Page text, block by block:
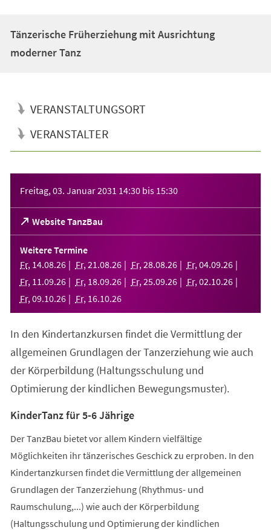
Tänzerische Früherziehung mit Ausrichtung
moderner Tanz
VERANSTALTUNGSORT
VERANSTALTER
Freitag, 03. Januar 2031 14:30 bis 15:30
Website TanzBau
(Öffnet
in
einem
neuen
Tab)
Weitere Termine
Fr, 14.08.26 Fr, 21 .08.26 Fr, 28.08.26 Fr, 04.09.26
Fr, 11 .09.26 Fr, 18.09.26 Fr, 25.09.26 Fr, 02.10.26
Fr, 09.10.26 Fr, 16.10.26
In den Kindertanzkursen findet die Vermittlung der
allgemeinen Grundlagen der Tanzerziehung wie auch
der Körperbildung (Haltungsschulung und
Optimierung der kindlichen Bewegungsmuster).
KinderTanz für 5-6 Jährige
Der TanzBau bietet vor allem Kindern vielfältige
Möglichkeiten ihr tänzerisches Geschick zu erproben. In den
Kindertanzkursen findet die Vermittlung der allgemeinen
Grundlagen der Tanzerziehung (Rhythmus- und
Raumschulung,...) wie auch der Körperbildung
(Haltungsschulung und Optimierung der kindlichen